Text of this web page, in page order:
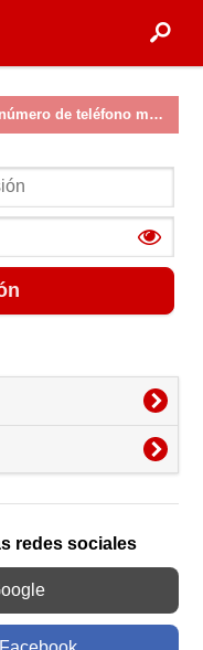
por número de teléfono móvil
redes sociales